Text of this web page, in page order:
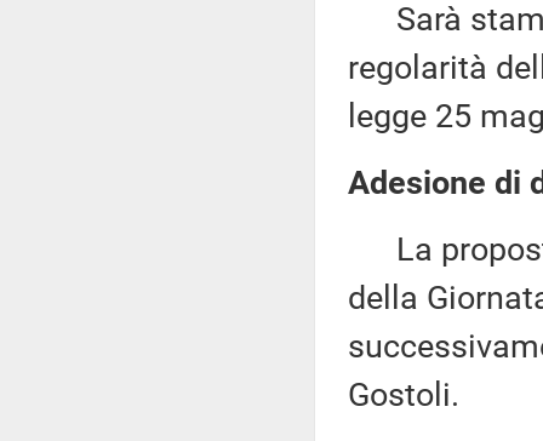
Sarà
regolarità
legge 25
Adesione di
La
della
Gostoli.